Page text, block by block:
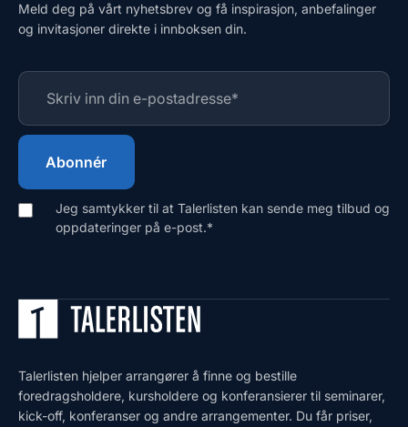
Meld deg på vårt nyhetsbrev og få inspirasjon, anbefalinger
og invitasjoner direkte i innboksen din.
Jeg samtykker til at Talerlisten kan sende meg tilbud og
oppdateringer på e-post.*
Talerlisten hjelper arrangører å finne og bestille
foredragsholdere, kursholdere og konferansierer til seminarer,
kick-off, konferanser og andre arrangementer. Du får priser,